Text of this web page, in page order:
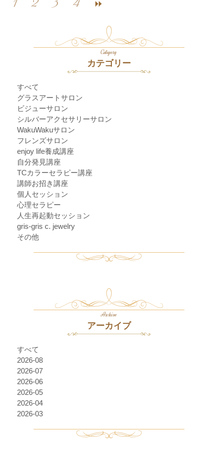
Category
カテゴリー
すべて
グラスアートサロン
ビジューサロン
シルバーアクセサリーサロン
WakuWakuサロン
フレンズサロン
enjoy life養成講座
自分発見講座
TCカラーセラピー講座
講師お招き講座
個人セッション
心理セラピー
人生再起動セッション
gris-gris c. jewelry
その他
Archive
アーカイブ
すべて
2026-08
2026-07
2026-06
2026-05
2026-04
2026-03